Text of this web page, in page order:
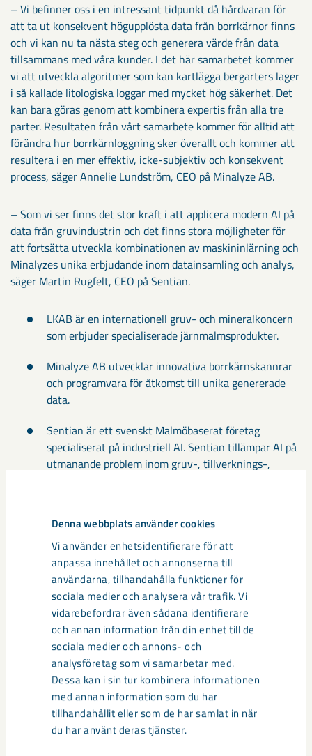
Denna webbplats använder cookies
Vi använder enhetsidentifierare för att
anpassa innehållet och annonserna till
användarna, tillhandahålla funktioner för
sociala medier och analysera vår trafik. Vi
vidarebefordrar även sådana identifierare
och annan information från din enhet till de
sociala medier och annons- och
analysföretag som vi samarbetar med.
Dessa kan i sin tur kombinera informationen
med annan information som du har
tillhandahållit eller som de har samlat in när
du har använt deras tjänster.
– Vi befinner oss i en intressant tidpunkt då hårdvaran för
att ta ut konsekvent högupplösta data från borrkärnor finns
och vi kan nu ta nästa steg och generera värde från data
tillsammans med våra kunder. I det här samarbetet kommer
vi att utveckla algoritmer som kan kartlägga bergarters lager
i så kallade litologiska loggar med mycket hög säkerhet. Det
kan bara göras genom att kombinera expertis från alla tre
parter. Resultaten från vårt samarbete kommer för alltid att
förändra hur borrkärnloggning sker överallt och kommer att
resultera i en mer effektiv, icke-subjektiv och konsekvent
process, säger Annelie Lundström, CEO på Minalyze AB.
– Som vi ser finns det stor kraft i att applicera modern AI på
data från gruvindustrin och det finns stora möjligheter för
att fortsätta utveckla kombinationen av maskininlärning och
Minalyzes unika erbjudande inom datainsamling och analys,
säger Martin Rugfelt, CEO på Sentian.
LKAB är en internationell gruv- och mineralkoncern
som erbjuder specialiserade järnmalmsprodukter.
Minalyze AB utvecklar innovativa borrkärnskannrar
och programvara för åtkomst till unika genererade
data.
Sentian är ett svenskt Malmöbaserat företag
specialiserat på industriell AI. Sentian tillämpar AI på
utmanande problem inom gruv-, tillverknings-,
Anders Lindberg, presschef LKAB, tel: +46
(0)980 783 55. E-post:anders.lindberg@lkab.com
LKAB är en internationell gruv- och mineralkoncern som erbjuder
hållbara järnmalms-, mineral- och specialprodukter. Vi leder
omställningen av järn- och stålindustrin och vår plan är att utveckla
koldioxidfria processer och produkter fram till år 2045. Sedan 1890
har vi utvecklats genom unika innovationer och tekniklösningar och
drivs framåt av mer än 4 500 medarbetare i 12 länder. LKAB-
koncernen omsatte cirka 34 miljarder kronor år
2020. www.lkab.com
Media